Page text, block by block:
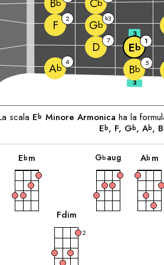
Ab 4
Bb 5
D 7 Eb 1
F
2 Gb
b3
b b
3
scala Eb Minore Armonica ha la
Eb, F, Gb, Ab, B
Ebm
accordo
Fdim
accordo
2
Gbaug
accordo
Ab m